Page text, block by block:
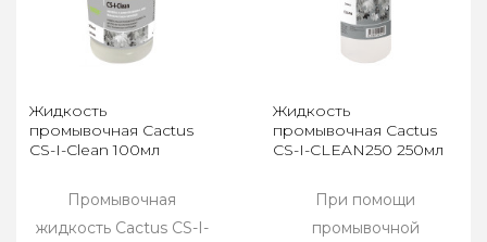
Жидкость
промывочная Cactus
CS-I-Clean 100мл
Промывочная
жидкость Cactus CS-I-
Жидкость
промывочная Cactus
CS-I-CLEAN250 250мл
При помощи
промывочной